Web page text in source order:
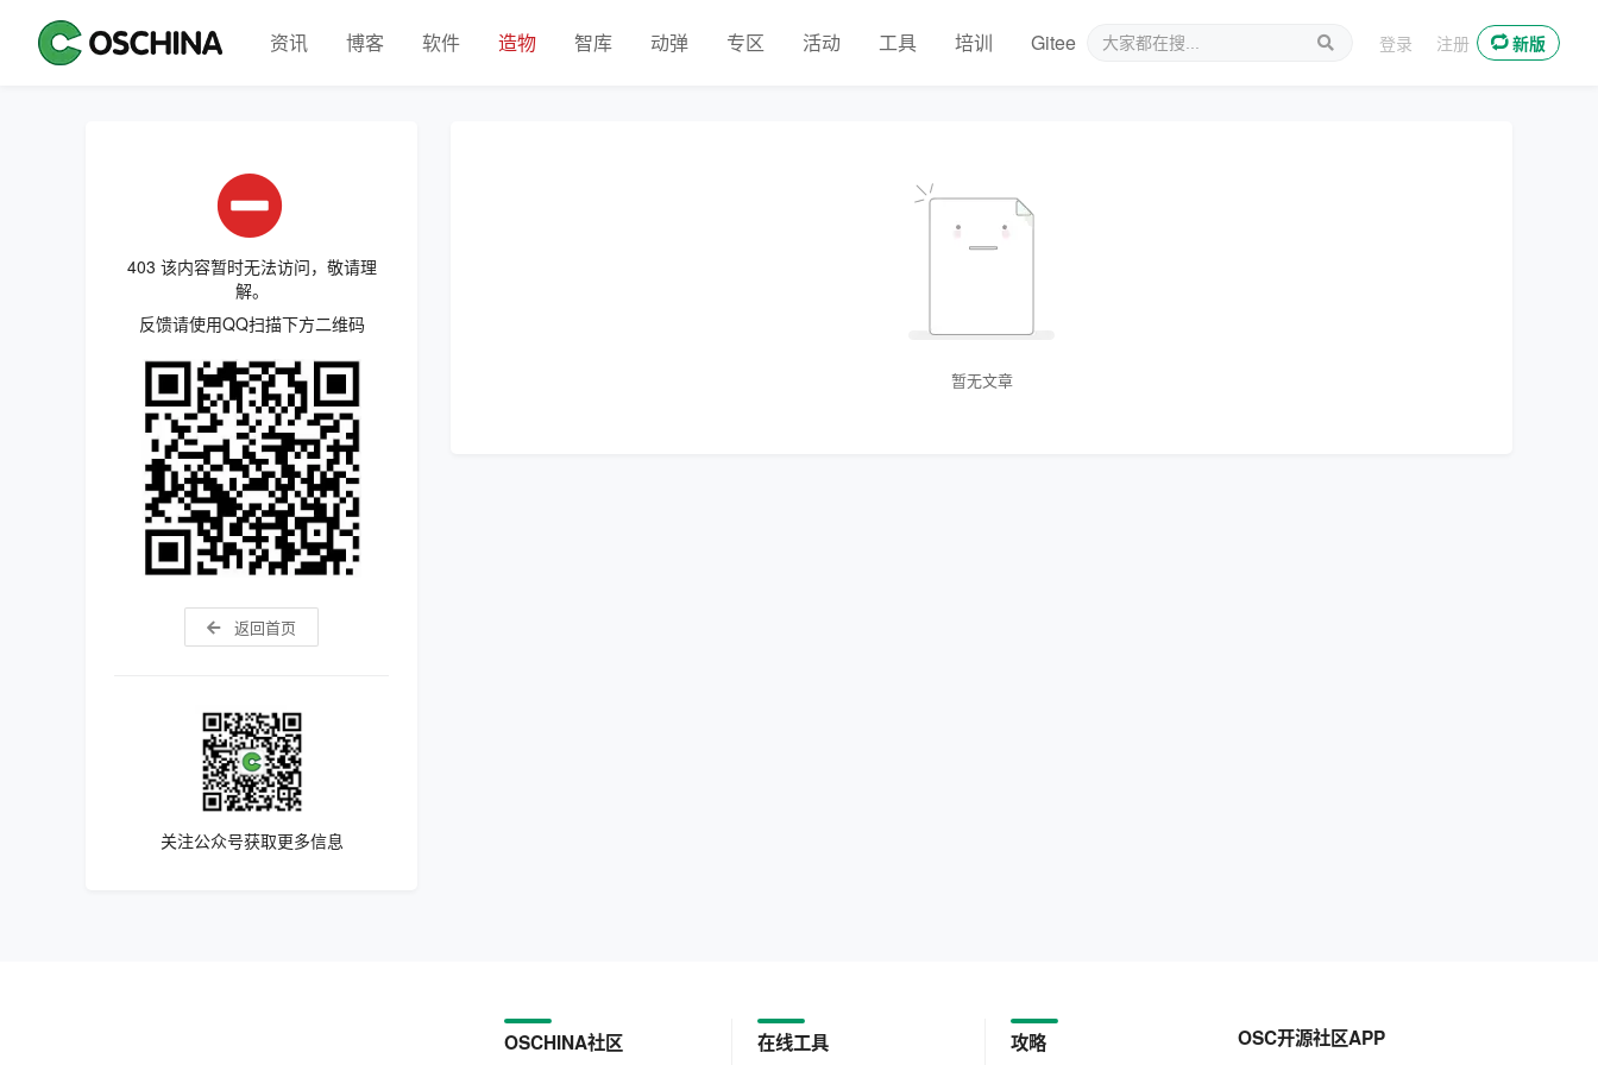
资讯 博客 软件 造物 智库 动弹 专区 活动 工具 培训 Gitee 新媒体 登录 注册 新版
403 该内容暂时无法访问，敬请理
解。
反馈请使用QQ扫描下方二维码
返回首页
关注公众号获取更多信息
暂无文章
OSCHINA社区 在线工具 攻略 OSC开源社区APP